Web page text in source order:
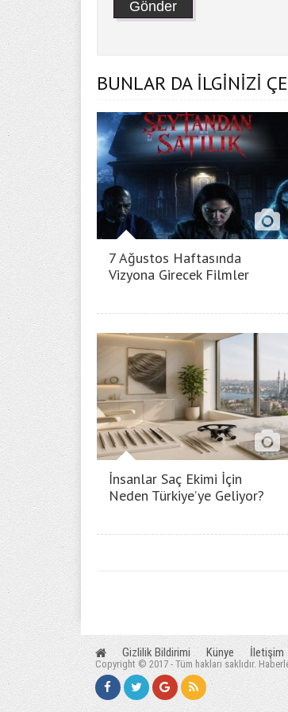
BUNLAR DA İLGİNİZİ
7 Ağustos Haftasında
Vizyona Girecek Filmler
İnsanlar Saç Ekimi İçin
Neden Türkiye’ye Geliyor?
Gizlilik Bildirimi Künye İletişim
Copyright © 2017 - Tüm hakları saklıdır.